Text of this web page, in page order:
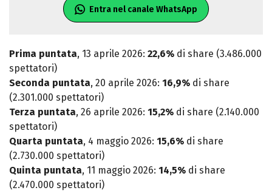
Entra nel canale WhatsApp
Prima puntata, 13 aprile 2026: 22,6% di share (3.486.000
spettatori)
Seconda puntata, 20 aprile 2026: 16,9% di share
(2.301.000 spettatori)
Terza puntata, 26 aprile 2026: 15,2% di share (2.140.000
spettatori)
Quarta puntata, 4 maggio 2026: 15,6% di share
(2.730.000 spettatori)
Quinta puntata, 11 maggio 2026: 14,5% di share
(2.470.000 spettatori)